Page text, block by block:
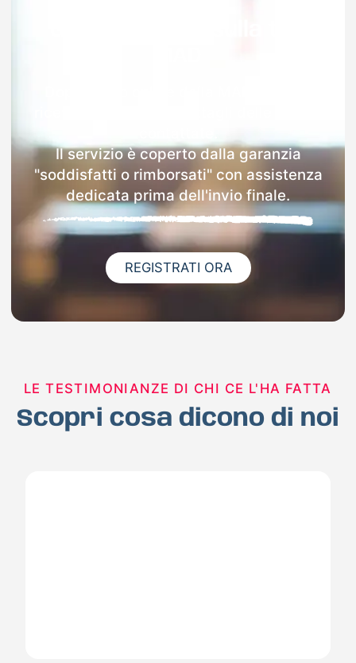
Il servizio è coperto dalla garanzia
"soddisfatti o rimborsati" con assistenza
dedicata prima dell'invio finale.
REGISTRATI ORA
LE TESTIMONIANZE DI CHI CE L'HA FATTA
Scopri cosa dicono di noi